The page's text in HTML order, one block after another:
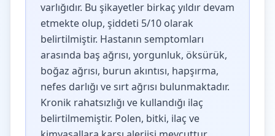
varlığıdır. Bu şikayetler birkaç yıldır devam
etmekte olup, şiddeti 5/10 olarak
belirtilmiştir. Hastanın semptomları
arasında baş ağrısı, yorgunluk, öksürük,
boğaz ağrısı, burun akıntısı, hapşırma,
nefes darlığı ve sırt ağrısı bulunmaktadır.
Kronik rahatsızlığı ve kullandığı ilaç
belirtilmemiştir. Polen, bitki, ilaç ve